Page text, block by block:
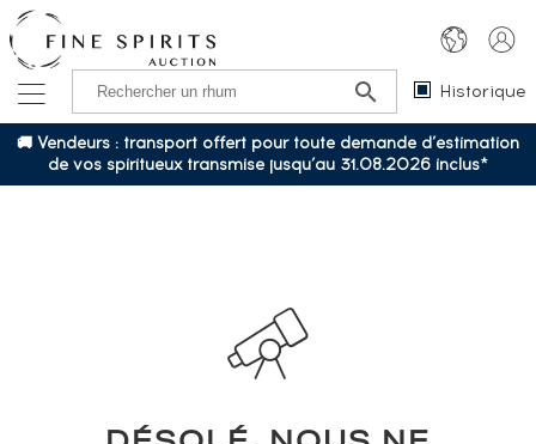
Historique
🚚 Vendeurs : transport offert pour toute demande d’estimation
de vos spiritueux transmise jusqu’au 31.08.2026 inclus*